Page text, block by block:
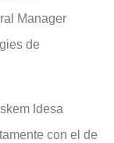
Manager
de
Idesa
con el de